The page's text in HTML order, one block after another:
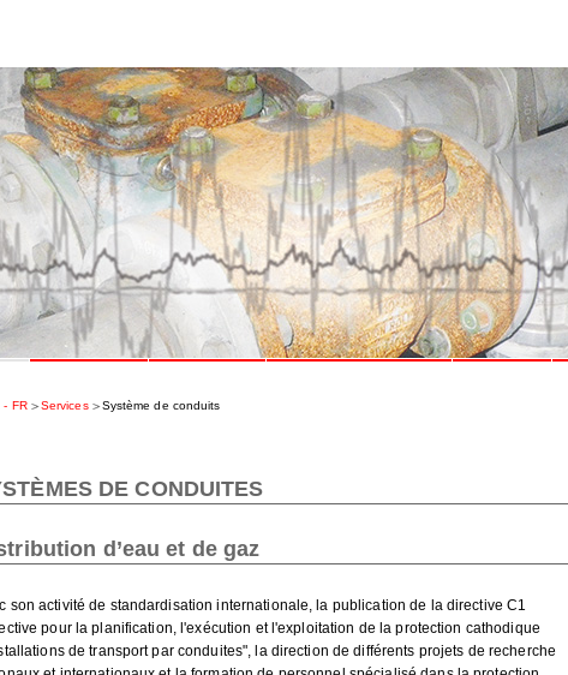
- FR Services Système de conduits
DE CONDUITES
d’eau et de gaz
son activité de standardisation internationale, la publication de la directive C1
pour la planification, l'exécution et l'exploitation de la protection cathodique
de transport par conduites", la direction de différents projets de recherche